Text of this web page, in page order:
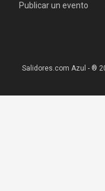
Publicar un evento
Salidores.com Azul - ®